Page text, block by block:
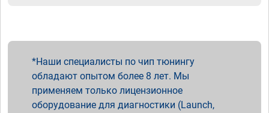
Наши специалисты по чип тюнингу
обладают опытом более 8 лет. Мы
применяем только лицензионное
оборудование для диагностики (Launch,